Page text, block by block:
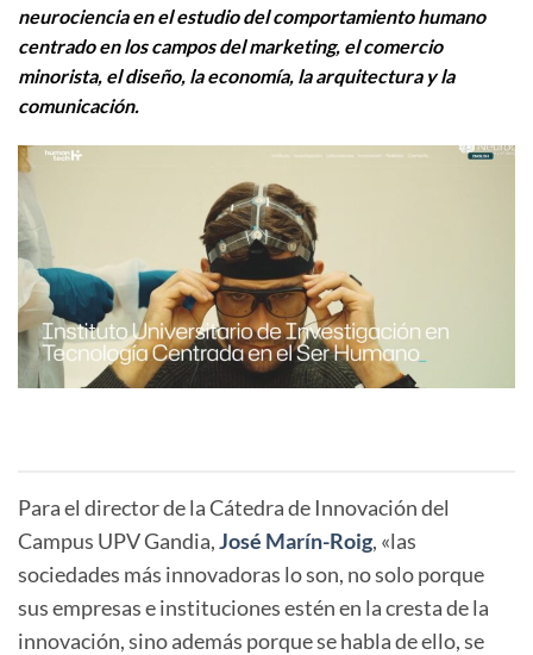
neurociencia en el estudio del comportamiento humano
centrado en los campos del marketing, el comercio
minorista, el diseño, la economía, la arquitectura y la
comunicación.
Para el director de la Cátedra de Innovación del
Campus UPV Gandia,José Marín-Roig, «las
sociedades más innovadoras lo son, no solo porque
sus empresas e instituciones estén en la cresta de la
innovación, sino además porque se habla de ello, se